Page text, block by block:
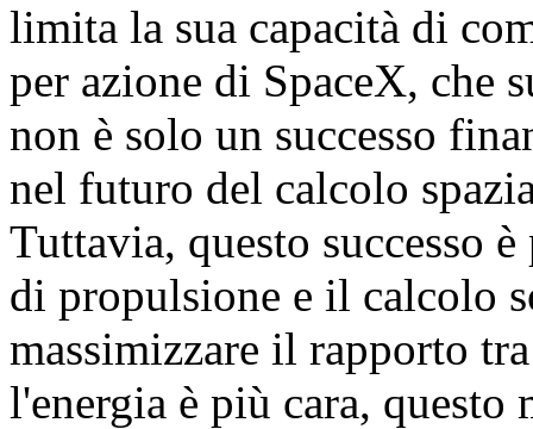
limita la sua capacità di
per azione di SpaceX, che
non è solo un successo
nel futuro del calcolo
Tuttavia, questo successo
di propulsione e il calcolo
massimizzare il rapporto
l'energia è più cara,